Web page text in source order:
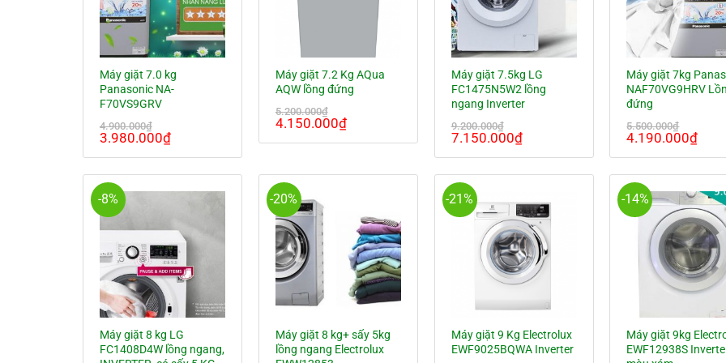
Máy giặt 7.0 kg
Panasonic NA-
F70VS9GRV
4.900.000₫
Giá
4.900.000₫.
3.980.000₫Giá
3.980.000₫.
Máy giặt 7.2 Kg AQua
AQW lồng đứng
5.200.000₫
Giá
4.150.000₫Giá
4.150.000₫.
Máy giặt 7.5kg LG
FC1475N5W2 lồng
ngang Inverter
9.200.000₫
Giá
9.200.000₫.
7.150.000₫Giá
Máy giặt 7kg
NAF70VG9HRV
đứng
5.500.000₫
Giá
5.500.000₫.
4.190.000₫Giá
-8%
Máy giặt 8 kg LG
FC1408D4W lồng ngang,
-20%
Máy giặt 8 kg+ sấy 5kg
lồng ngang Electrolux
-21%
Máy giặt 9 Kg Electrolux
EWF9025BQWA Inverter
-14%
Máy giặt 9kg
EWF12938S